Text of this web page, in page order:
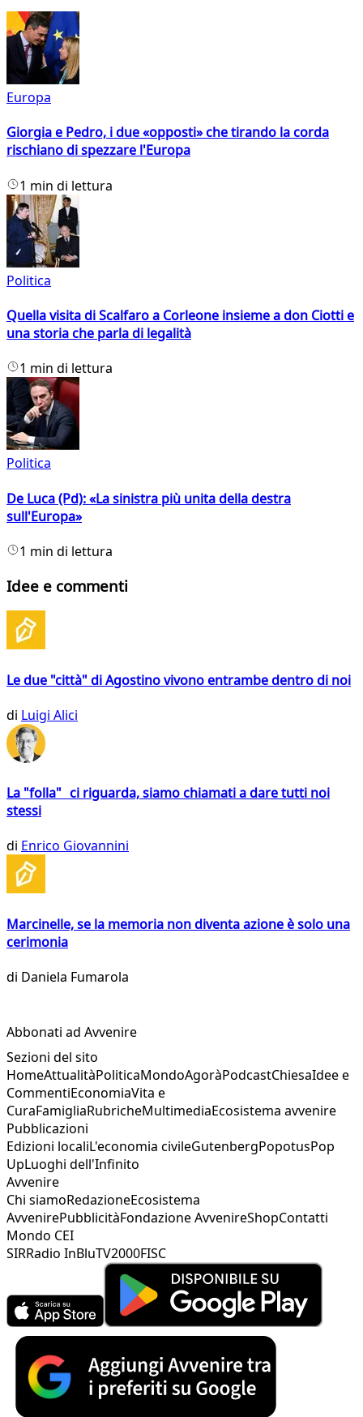
Europa
Giorgia e Pedro, i due «opposti» che tirando la corda
rischiano di spezzare l'Europa
1 min di lettura
Politica
Quella visita di Scalfaro a Corleone insieme a don Ciotti e
una storia che parla di legalità
1 min di lettura
Politica
De Luca (Pd): «La sinistra più unita della destra
sull'Europa»
1 min di lettura
Idee e commenti
Le due "città" di Agostino vivono entrambe dentro di noi
di Luigi Alici
La "folla" ci riguarda, siamo chiamati a dare tutti noi
stessi
di Enrico Giovannini
Marcinelle, se la memoria non diventa azione è solo una
cerimonia
di Daniela Fumarola
Abbonati ad Avvenire
Sezioni del sito
HomeAttualitàPoliticaMondoAgoràPodcastChiesaIdee e
CommentiEconomiaVita e
CuraFamigliaRubricheMultimediaEcosistema avvenire
Pubblicazioni
Edizioni localiL'economia civileGutenbergPopotusPop
UpLuoghi dell'Infinito
Avvenire
Chi siamoRedazioneEcosistema
AvvenirePubblicitàFondazione AvvenireShopContatti
Mondo CEI
SIRRadio InBluTV2000FISC